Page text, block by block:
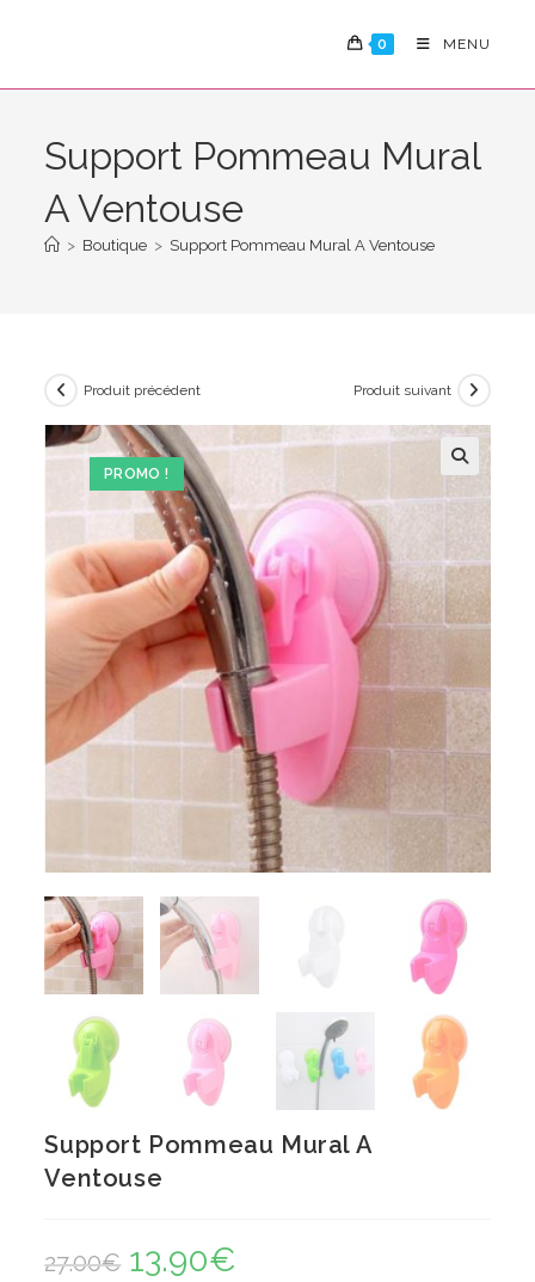
0 MENU
Support Pommeau Mural
A Ventouse
> Boutique > Support Pommeau Mural A Ventouse
PROMO !
Produit précédent Produit suivant
Support Pommeau Mural A
Ventouse
27.00€ Le
prix
13.90€